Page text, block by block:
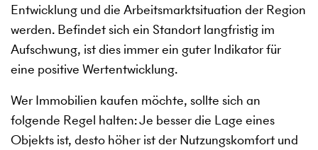
Entwicklung und die Arbeitsmarktsituation der Region
werden. Befindet sich ein Standort langfristig im
Aufschwung, ist dies immer ein guter Indikator für
eine positive Wertentwicklung.
Wer Immobilien kaufen möchte, sollte sich an
folgende Regel halten: Je besser die Lage eines
Objekts ist, desto höher ist der Nutzungskomfort und